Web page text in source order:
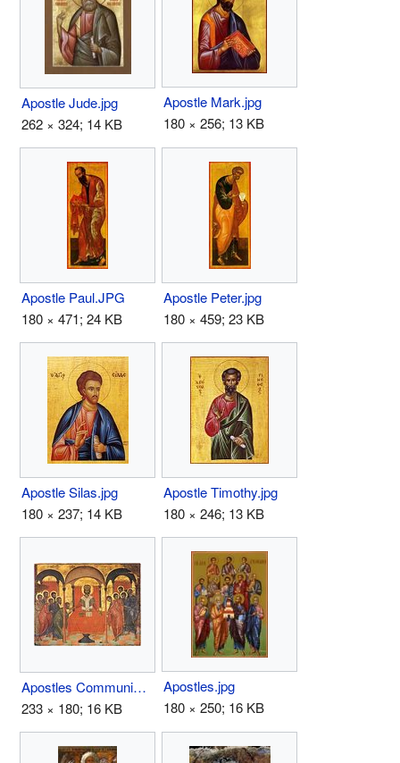
Apostle Jude.jpg
262 × 324; 14 KB
Apostle Mark.jpg
180 × 256; 13 KB
Apostle Paul.JPG
180 × 471; 24 KB
Apostle Peter.jpg
180 × 459; 23 KB
Apostle Silas.jpg
180 × 237; 14 KB
Apostle Timothy.jpg
180 × 246; 13 KB
Apostles Communion.jpg
233 × 180; 16 KB
Apostles.jpg
180 × 250; 16 KB